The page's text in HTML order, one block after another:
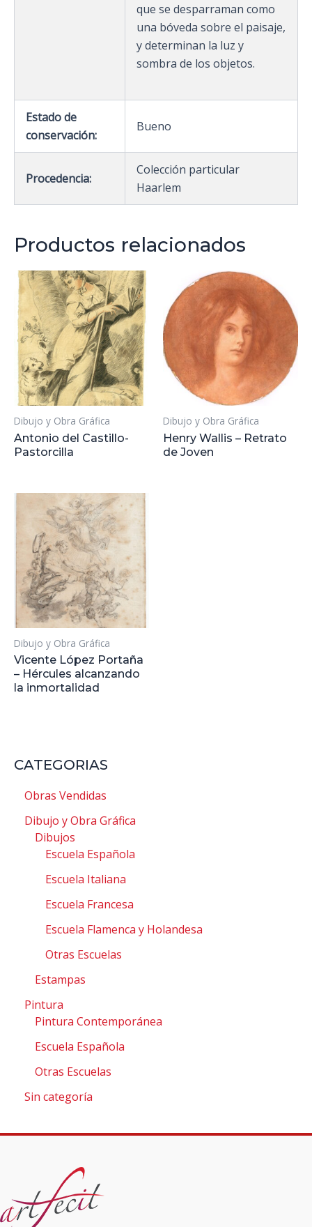
que se desparraman como
una bóveda sobre el paisaje,
y determinan la luz y
sombra de los objetos.
Estado de
conservación:
Bueno
Procedencia:
Colección particular
Haarlem
Productos relacionados
Dibujo y Obra Gráfica
Antonio del Castillo-
Pastorcilla
Dibujo y Obra Gráfica
Henry Wallis – Retrato
de Joven
Dibujo y Obra Gráfica
Vicente López Portaña
– Hércules alcanzando
la inmortalidad
CATEGORIAS
Obras Vendidas
Dibujo y Obra Gráfica
Dibujos
Escuela Española
Escuela Italiana
Escuela Francesa
Escuela Flamenca y Holandesa
Otras Escuelas
Estampas
Pintura
Pintura Contemporánea
Escuela Española
Otras Escuelas
Sin categoría